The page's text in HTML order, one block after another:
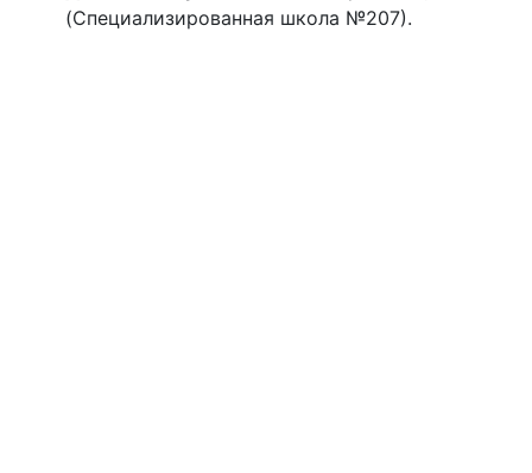
(Специализированная школа №207).